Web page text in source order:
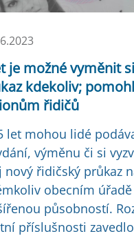
je možné vyměnit
kdekoliv;
řidičů
let mohou lidé
výměnu či si
nový řidičský průkaz
obecním
působností.
příslušnosti zavedlo